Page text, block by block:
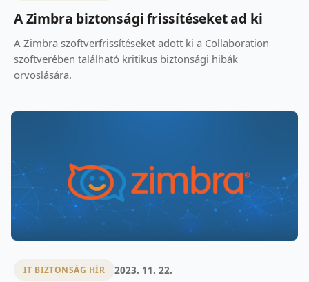
A Zimbra biztonsági frissítéseket ad ki
A Zimbra szoftverfrissítéseket adott ki a Collaboration
szoftverében található kritikus biztonsági hibák
orvoslására.
IT BIZTONSÁG HÍR 2023. 11. 22.